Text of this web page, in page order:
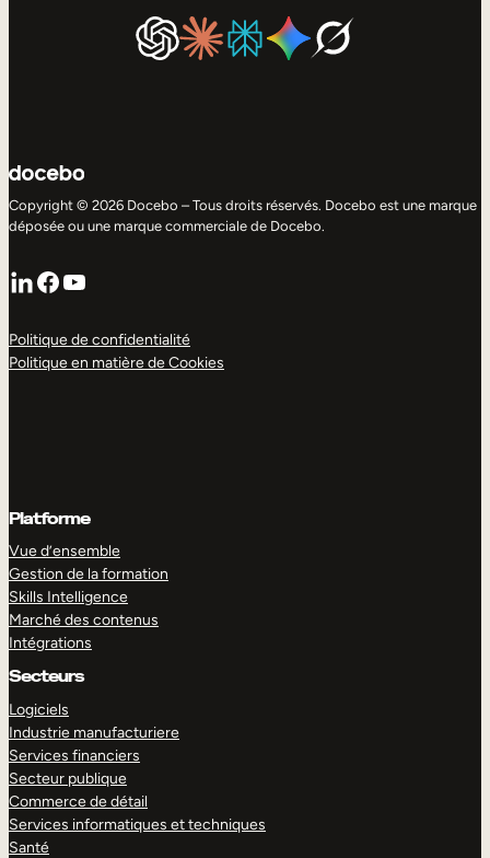
Copyright © 2026 Docebo – Tous droits réservés. Docebo est une marque
déposée ou une marque commerciale de Docebo.
LinkedIn
Facebook
YouTube
Politique de confidentialité
Politique en matière de Cookies
Platforme
Vue d’ensemble
Gestion de la formation
Skills Intelligence
Marché des contenus
Intégrations
Secteurs
Logiciels
Industrie manufacturiere
Services financiers
Secteur publique
Commerce de détail
Services informatiques et techniques
Santé